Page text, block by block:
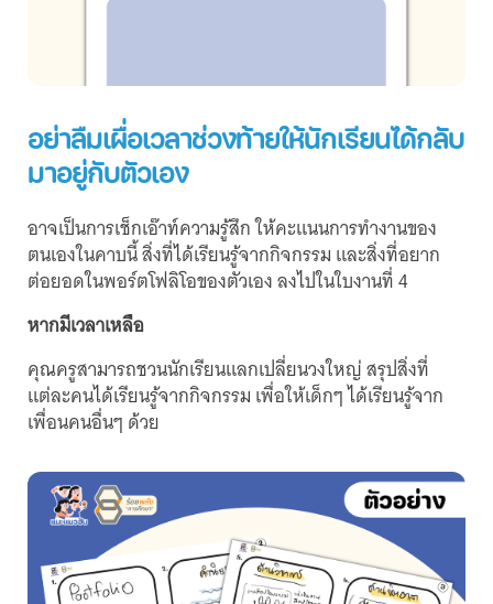
อย่าลืมเผื่อเวลาช่วงท้ายให้นักเรียนได้กลับ
มาอยู่กับตัวเอง
อาจเป็นการเช็กเอ๊าท์ความรู้สึก ให้คะแนนการทำงานของ
ตนเองในคาบนี้ สิ่งที่ได้เรียนรู้จากกิจกรรม และสิ่งที่อยาก
ต่อยอดในพอร์ตโฟลิโอของตัวเอง ลงไปในใบงานที่ 4
หากมีเวลาเหลือ
คุณครูสามารถชวนนักเรียนแลกเปลี่ยนวงใหญ่ สรุปสิ่งที่
แต่ละคนได้เรียนรู้จากกิจกรรม เพื่อให้เด็กๆ ได้เรียนรู้จาก
เพื่อนคนอื่นๆ ด้วย